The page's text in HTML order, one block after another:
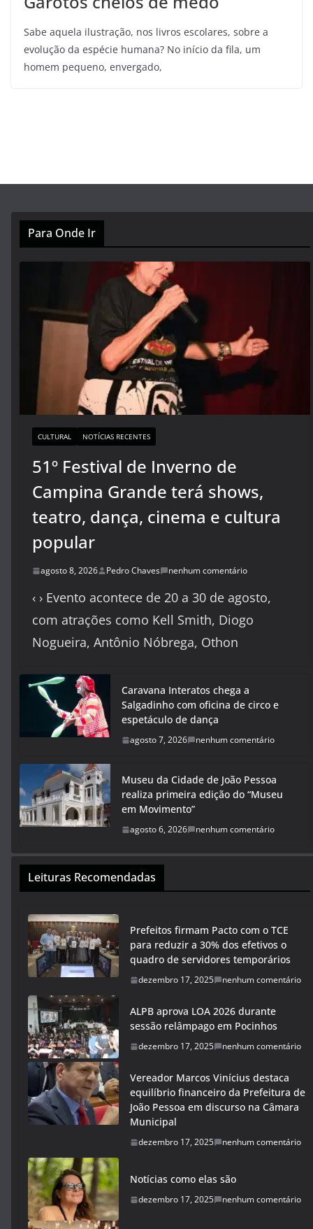
Sabe aquela ilustração, nos livros escolares, sobre a
evolução da espécie humana? No início da fila, um
homem pequeno, envergado,
Para Onde Ir
CULTURAL NOTÍCIAS RECENTES
51º Festival de Inverno de
Campina Grande terá shows,
teatro, dança, cinema e cultura
popular
agosto 8, 2026 Pedro Chaves nenhum comentário
‹ › Evento acontece de 20 a 30 de agosto,
com atrações como Kell Smith, Diogo
Nogueira, Antônio Nóbrega, Othon
Caravana Interatos chega a
Salgadinho com oficina de circo e
espetáculo de dança
agosto 7, 2026 nenhum comentário
Museu da Cidade de João Pessoa
realiza primeira edição do “Museu
em Movimento”
agosto 6, 2026 nenhum comentário
Leituras Recomendadas
Prefeitos firmam Pacto com o TCE
para reduzir a 30% dos efetivos o
quadro de servidores temporários
dezembro 17, 2025 nenhum comentário
ALPB aprova LOA 2026 durante
sessão relâmpago em Pocinhos
dezembro 17, 2025 nenhum comentário
Vereador Marcos Vinícius destaca
equilíbrio financeiro da Prefeitura de
João Pessoa em discurso na Câmara
Municipal
dezembro 17, 2025 nenhum comentário
Notícias como elas são
dezembro 17, 2025 nenhum comentário